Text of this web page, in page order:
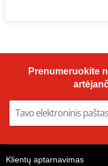
Prenumeruokite
Klientų aptarnavimas